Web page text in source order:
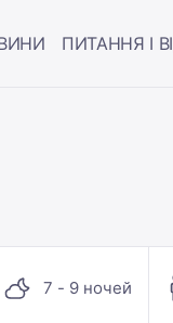
ПИТАННЯ І
7 - 9 ночей